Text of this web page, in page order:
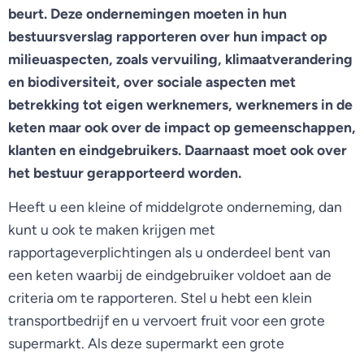
beurt. Deze ondernemingen moeten in hun
bestuursverslag rapporteren over hun impact op
milieuaspecten, zoals vervuiling, klimaatverandering
en biodiversiteit, over sociale aspecten met
betrekking tot eigen werknemers, werknemers in de
keten maar ook over de impact op gemeenschappen,
klanten en eindgebruikers. Daarnaast moet ook over
het bestuur gerapporteerd worden.
Heeft u een kleine of middelgrote onderneming, dan
kunt u ook te maken krijgen met
rapportageverplichtingen als u onderdeel bent van
een keten waarbij de eindgebruiker voldoet aan de
criteria om te rapporteren. Stel u hebt een klein
transportbedrijf en u vervoert fruit voor een grote
supermarkt. Als deze supermarkt een grote